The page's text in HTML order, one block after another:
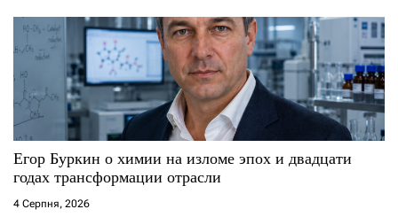
Егор Буркин о химии на изломе эпох и двадцати
годах трансформации отрасли
4 Серпня, 2026